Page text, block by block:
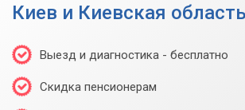
Киев и Киевская область
Выезд и диагностика - бесплатно
Скидка пенсионерам